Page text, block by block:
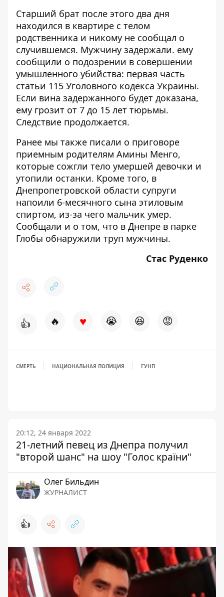
Старший брат после этого два дня
находился в квартире с телом
родственника и никому не сообщал о
случившемся. Мужчину задержали. ему
сообщили о подозрении в совершении
умышленного убийства: первая часть
статьи 115 Уголовного кодекса Украины.
Если вина задержанного будет доказана,
ему грозит от 7 до 15 лет тюрьмы.
Следствие продолжается.
Ранее мы также писали о приговоре
приемным родителям Амины Менго,
которые сожгли тело умершей девочки и
утопили останки. Кроме того, в
Днепропетровской области супруги
напоили 6-месячного сына этиловым
спиртом, из-за чего мальчик умер.
Сообщали и о том, что в Днепре в парке
Глобы обнаружили труп мужчины.
Стас Руденко
👍 🔥 ♥ 😭 😆 😡
СМЕРТЬ НАЦИОНАЛЬНАЯ ПОЛИЦИЯ ГУНП
20:12, 24 января 2022
21-летний певец из Днепра получил
"второй шанс" на шоу "Голос країни"
Олег Бильдин
ЖУРНАЛИСТ
👍